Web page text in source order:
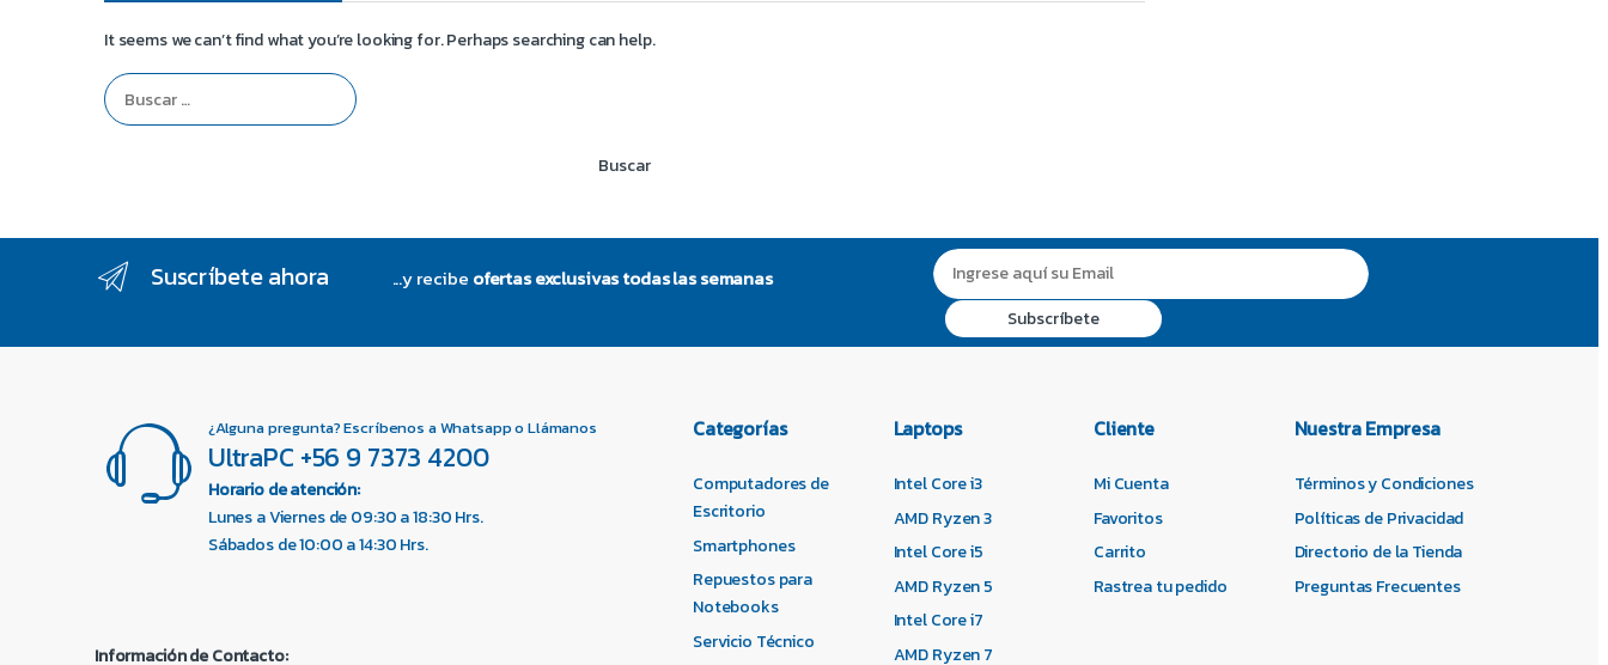
It seems we can’t find what you’re looking for. Perhaps searching can help.
Suscríbete ahora ...y recibe ofertas exclusivas todas las semanas
¿Alguna pregunta? Escríbenos a Whatsapp o Llámanos
UltraPC +56 9 7373 4200
Horario de atención:
Lunes a Viernes de 09:30 a 18:30 Hrs.
Sábados de 10:00 a 14:30 Hrs.
Información de Contacto:
Categorías
Computadores de
Escritorio
Smartphones
Repuestos para
Notebooks
Servicio Técnico
Laptops
Intel Core i3
AMD Ryzen 3
Intel Core i5
AMD Ryzen 5
Intel Core i7
AMD Ryzen 7
Cliente
Mi Cuenta
Favoritos
Carrito
Rastrea tu pedido
Nuestra Empresa
Términos y Condiciones
Políticas de Privacidad
Directorio de la Tienda
Preguntas Frecuentes